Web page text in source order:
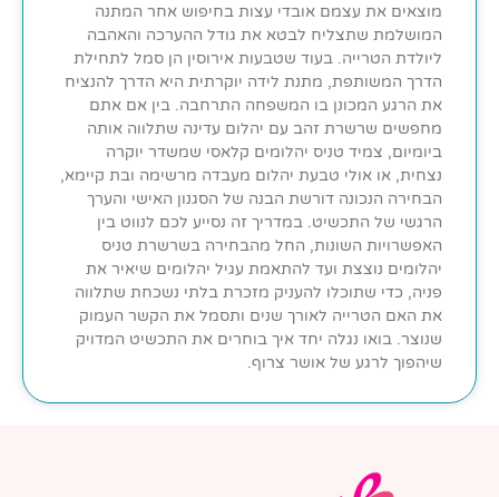
מוצאים את עצמם אובדי עצות בחיפוש אחר המתנה
המושלמת שתצליח לבטא את גודל ההערכה והאהבה
ליולדת הטרייה. בעוד שטבעות אירוסין הן סמל לתחילת
הדרך המשותפת, מתנת לידה יוקרתית היא הדרך להנציח
את הרגע המכונן בו המשפחה התרחבה. בין אם אתם
מחפשים שרשרת זהב עם יהלום עדינה שתלווה אותה
ביומיום, צמיד טניס יהלומים קלאסי שמשדר יוקרה
נצחית, או אולי טבעת יהלום מעבדה מרשימה ובת קיימא,
הבחירה הנכונה דורשת הבנה של הסגנון האישי והערך
הרגשי של התכשיט. במדריך זה נסייע לכם לנווט בין
האפשרויות השונות, החל מהבחירה בשרשרת טניס
יהלומים נוצצת ועד להתאמת עגיל יהלומים שיאיר את
פניה, כדי שתוכלו להעניק מזכרת בלתי נשכחת שתלווה
את האם הטרייה לאורך שנים ותסמל את הקשר העמוק
שנוצר. בואו נגלה יחד איך בוחרים את התכשיט המדויק
שיהפוך לרגע של אושר צרוף.